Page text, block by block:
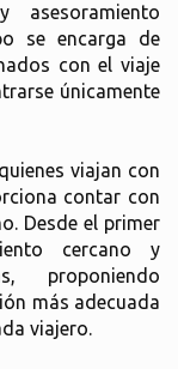
asesoramiento
se encarga de
con el viaje
únicamente
viajan con
contar con
Desde el primer
cercano y
proponiendo
más adecuada
viajero.